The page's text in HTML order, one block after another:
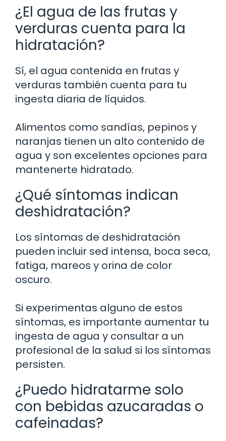
¿El agua de las frutas y
verduras cuenta para la
hidratación?
Sí, el agua contenida en frutas y
verduras también cuenta para tu
ingesta diaria de líquidos.
Alimentos como sandías, pepinos y
naranjas tienen un alto contenido de
agua y son excelentes opciones para
mantenerte hidratado.
¿Qué síntomas indican
deshidratación?
Los síntomas de deshidratación
pueden incluir sed intensa, boca seca,
fatiga, mareos y orina de color
oscuro.
Si experimentas alguno de estos
síntomas, es importante aumentar tu
ingesta de agua y consultar a un
profesional de la salud si los síntomas
persisten.
¿Puedo hidratarme solo
con bebidas azucaradas o
cafeinadas?